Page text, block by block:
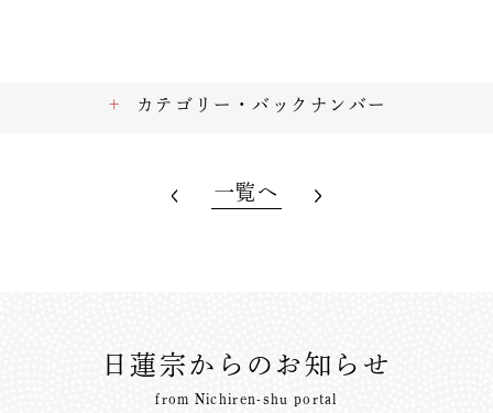
カテゴリー・バックナンバー
一覧へ
日蓮宗からのお知らせ
from Nichiren-shu portal